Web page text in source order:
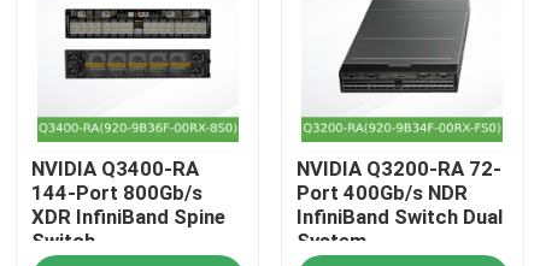
Rumah
NVIDIA Q3400-RA
144-Port 800Gb/s
XDR InfiniBand Spine
Switch
NVIDIA Q3200-RA 72-
Port 400Gb/s NDR
InfiniBand Switch Dual
System